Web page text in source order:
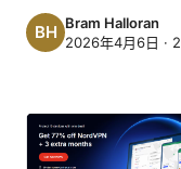
Bram Halloran
2026年4月6日 · 2